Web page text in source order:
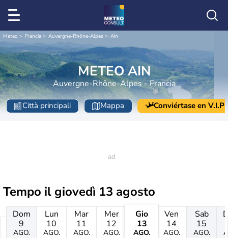
Meteo Francia Auvergne-Rhône-Alpes Ain
METEO AIN
Auvergne-Rhône-Alpes - Francia
Città principali Mappa Conviértase en V.I.P
Tempo il giovedì 13 agosto
Dom
9
AGO.
Lun
10
AGO.
Mar
11
AGO.
Mer
12
AGO.
Gio
13
AGO.
Ven
14
AGO.
Sab
15
AGO.